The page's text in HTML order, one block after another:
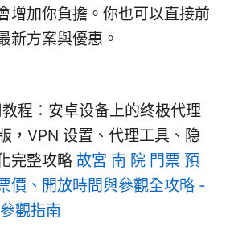
增加你負擔。你也可以直接前
新方案與優惠。
程：安卓设备上的终极代理
，VPN 设置、代理工具、隐
完整攻略 故宮 南 院 門票 預
價、開放時間與參觀全攻略 -
觀指南